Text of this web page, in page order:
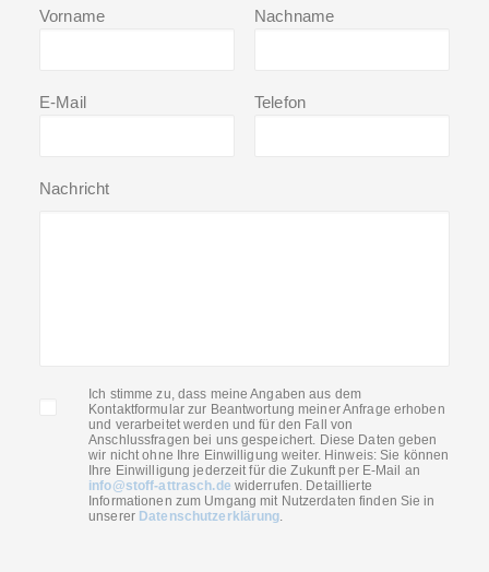
Vorname Nachname
E-Mail Telefon
Nachricht
Ich stimme zu, dass meine Angaben aus dem
Kontaktformular zur Beantwortung meiner Anfrage erhoben
und verarbeitet werden und für den Fall von
Anschlussfragen bei uns gespeichert. Diese Daten geben
wir nicht ohne Ihre Einwilligung weiter. Hinweis: Sie können
Ihre Einwilligung jederzeit für die Zukunft per E-Mail an
info@stoff-attrasch.de widerrufen. Detaillierte
Informationen zum Umgang mit Nutzerdaten finden Sie in
unserer Datenschutzerklärung.